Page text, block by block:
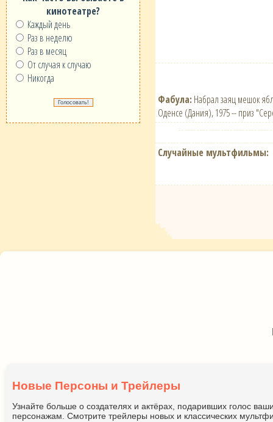
кинотеатре?
Каждый день
Раз в неделю
Раз в месяц
От случая к случаю
Никогда
Фабула: Набрал заяц мешок
Оденсе (Дания), 1975 -- приз
Случайные мультфильмы:
Новые Персоны и Трейлеры
Узнайте больше о создателях и актёрах, подаривших голос
персонажам. Смотрите трейлеры новых и классических